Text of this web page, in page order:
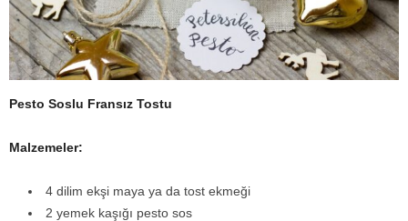
Pesto Soslu Fransız Tostu
Malzemeler:
4 dilim ekşi maya ya da tost ekmeği
2 yemek kaşığı pesto sos